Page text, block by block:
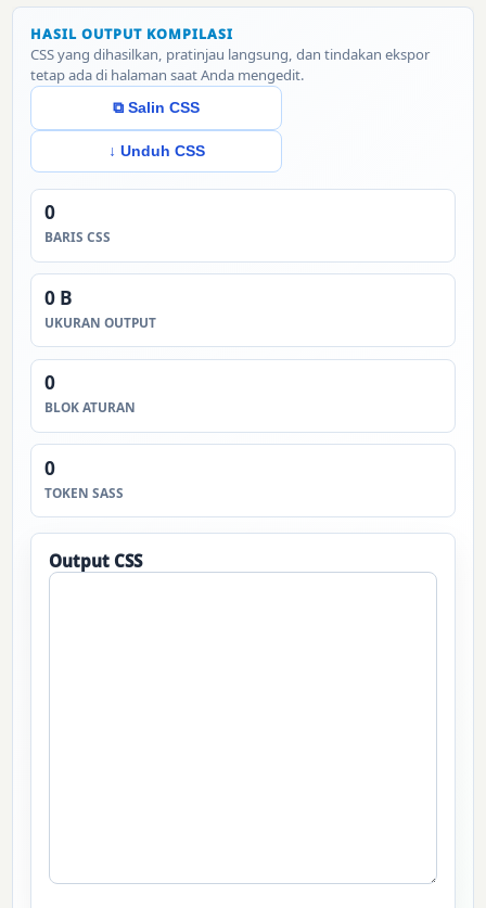
HASIL OUTPUT KOMPILASI
CSS yang dihasilkan, pratinjau langsung, dan tindakan ekspor
tetap ada di halaman saat Anda mengedit.
⧉ Salin CSS
↓ Unduh CSS
0
BARIS CSS
0 B
UKURAN OUTPUT
0
BLOK ATURAN
0
TOKEN SASS
Output CSS